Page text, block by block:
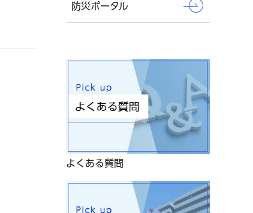
防災ポータル
よくある質問